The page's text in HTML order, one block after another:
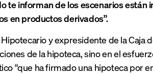
informan de los escenarios están
en productos derivados”.
y expresidente de la Caja
de la hipoteca, sino en el
“que ha firmado una hipoteca por